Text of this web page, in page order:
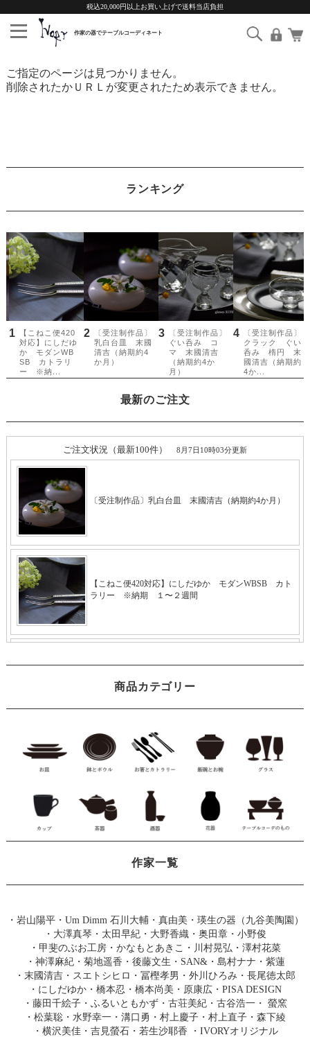
税込20,000円以上お買い上げで送料当店負担
ご指定のページは見つかりません。
削除されたかＵＲＬが変更されたため表示できません。
ランキング
最新のご注文
商品カテゴリー
作家一覧
・ 岩山陽平・ Um Dimm 石川大輔・真由美 ・ 瑛生の器（九谷美陶園）
・ 大澤真琴 ・ 太田早紀 ・ 大野香織 ・ 奥田章 ・ 小野俊
・ 甲斐のぶお工房 ・ かなもとあきこ ・ 川村晃弘 ・ 澤村花菜
・ 神澤麻紀・ 菊地遥香 ・ 後藤文生 ・ SAN& ・ 島村ナナ ・ 紫蓮
・ 末國清吉 ・ スエトシヒロ ・ 冨樫孝男 ・ 外川ひろみ ・ 長尾徳太郎
・ にしだゆか ・ 橋本忍 ・ 橋本尚美 ・ 原康広 ・ PISA DESIGN
・ 藤田千絵子 ・ ふるいともかず ・ 古荘美紀 ・ 古谷浩一 ・ 螢窯
・ 松葉聡 ・ 水野幸一 ・ 溝口勇 ・ 村上慶子 ・ 村上直子 ・ 森下綾
・ 横沢美佳・ 吉見螢石・ 若生沙耶香 ・ IVORYオリジナル